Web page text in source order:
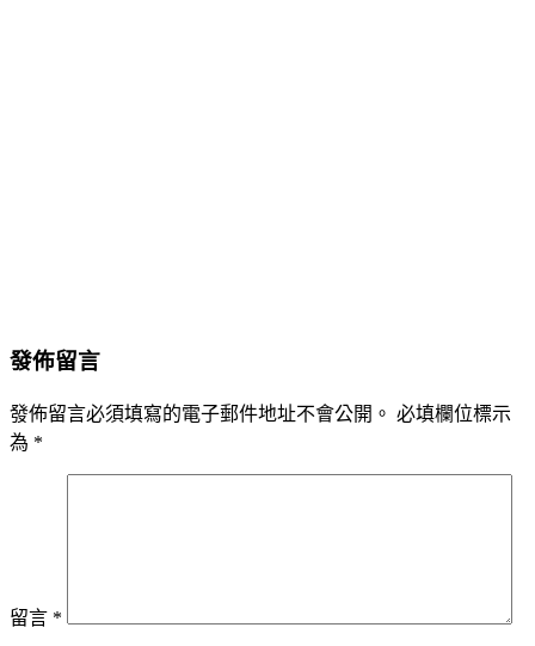
發佈留言
發佈留言必須填寫的電子郵件地址不會公開。 必填欄位標示
為 *
留言 *